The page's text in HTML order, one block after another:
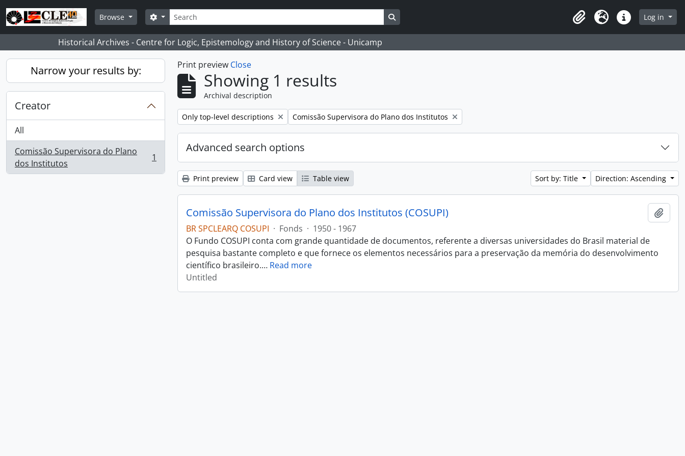
Skip to main content
Browse
Search
Search options
ClipboardLanguageQuick linksLog in
Historical Archives - Centre for Logic, Epistemology and History of Science - Unicamp
Narrow your results by:
Creator
All
Comissão Supervisora do Plano
dos Institutos
, 1 results 1
Print preview Close
Showing 1 results
Archival description
Remove filter:
Only top-level descriptions Remove filter:
Comissão Supervisora do Plano dos Institutos
Advanced search options
Print preview Card view Table view Sort by: Title Direction: Ascending
Comissão Supervisora do Plano dos Institutos (COSUPI)
BR SPCLEARQ COSUPI · Fonds · 1950 - 1967
O Fundo COSUPI conta com grande quantidade de documentos, referente a diversas universidades do Brasil material de
pesquisa bastante completo e que fornece os elementos necessários para a preservação da memória do desenvolvimento
científico brasileiro.… Read more
Untitled